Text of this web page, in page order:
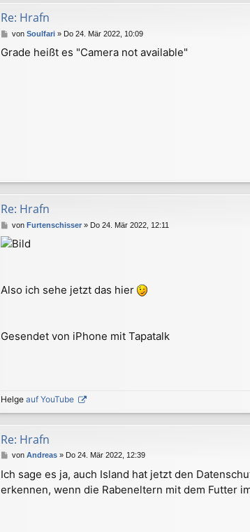
Re: Hrafn
B
i
von Soulfari» Do 24. Mär 2022, 10:09
Grade heißt es "Camera not available"
Re: Hrafn
B
e
i
g
von Furtenschisser» Do 24. Mär 2022, 12:11
Also ich sehe jetzt das hier
Gesendet von iPhone mit Tapatalk
Helge auf YouTube
Re: Hrafn
B
i
t
von Andreas» Do 24. Mär 2022, 12:39
Ich sage es ja, auch Island hat jetzt den
erkennen, wenn die Rabeneltern mit dem Futter